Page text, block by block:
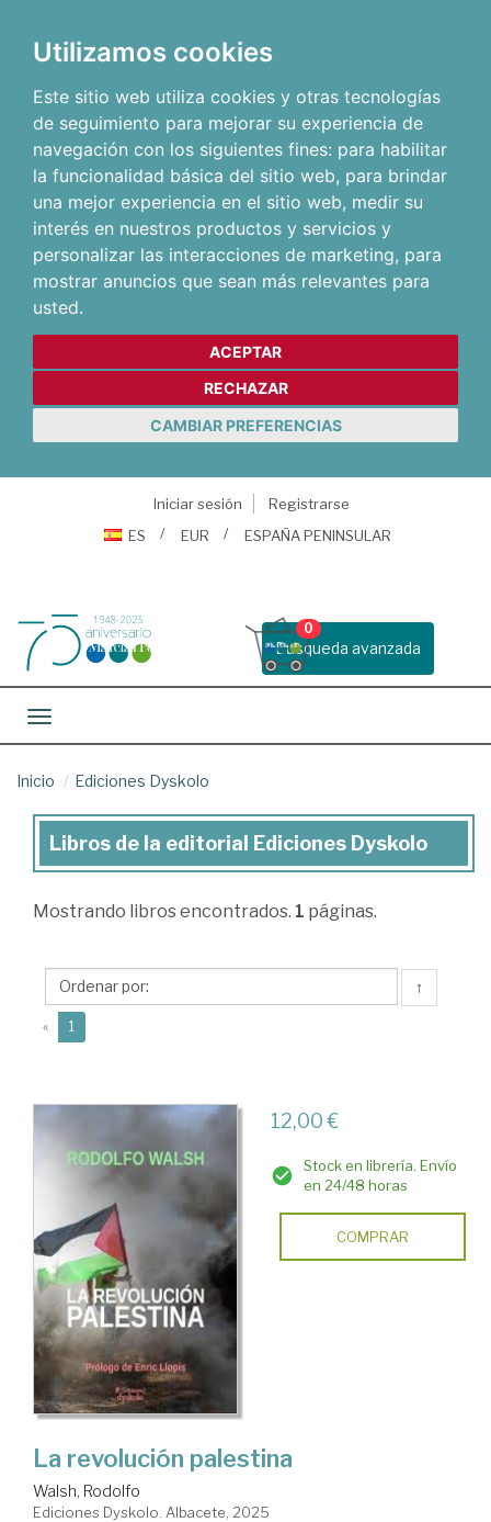
Utilizamos cookies
Este sitio web utiliza cookies y otras tecnologías
de seguimiento para mejorar su experiencia de
navegación con los siguientes fines: para habilitar
la funcionalidad básica del sitio web, para brindar
una mejor experiencia en el sitio web, medir su
interés en nuestros productos y servicios y
personalizar las interacciones de marketing, para
mostrar anuncios que sean más relevantes para
usted.
ACEPTAR
RECHAZAR
CAMBIAR PREFERENCIAS
Iniciar sesión
Registrarse
ES
EUR ESPAÑA PENINSULAR
Busqueda avanzada
0
Toggle navigation
Inicio Ediciones Dyskolo
Libros
la
Ediciones
Dyskolo
Libros de la editorial Ediciones Dyskolo
Mostrando libros encontrados. 1 páginas.
↑
« 1
12,00 €
Stock en librería. Envío
en 24/48 horas
COMPRAR
La revolución palestina
Walsh, Rodolfo
Ediciones Dyskolo. Albacete, 2025